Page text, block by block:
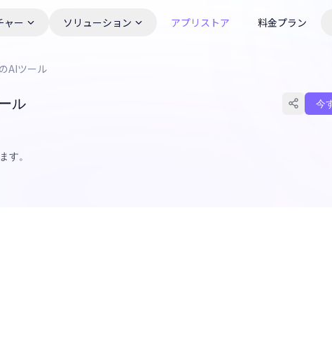
ャー ソリューション アプリストア 料金プラン
AIツール
ル 今
す。